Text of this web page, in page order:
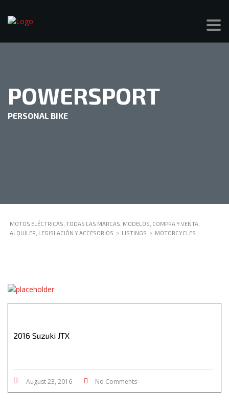
POWERSPORT
PERSONAL BIKE
MOTOS ELÉCTRICAS, TODAS LAS MARCAS, MODELOS, COMPRA Y VENTA,
ALQUILER, LEGISLACIÓN Y ACCESORIOS > LISTINGS > MOTORCYCLES
2016 Suzuki JTX
August 23, 2016 No Comments